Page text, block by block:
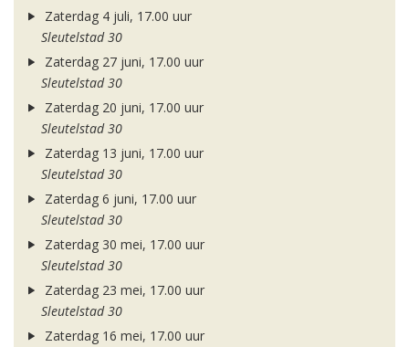
Zaterdag 4 juli, 17.00 uur
Sleutelstad 30
Zaterdag 27 juni, 17.00 uur
Sleutelstad 30
Zaterdag 20 juni, 17.00 uur
Sleutelstad 30
Zaterdag 13 juni, 17.00 uur
Sleutelstad 30
Zaterdag 6 juni, 17.00 uur
Sleutelstad 30
Zaterdag 30 mei, 17.00 uur
Sleutelstad 30
Zaterdag 23 mei, 17.00 uur
Sleutelstad 30
Zaterdag 16 mei, 17.00 uur